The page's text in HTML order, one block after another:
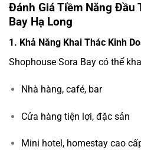
Đánh Giá Tiềm Năng Đầu
Bay Hạ Long
1. Khả Năng Khai Thác Kinh
Shophouse Sora Bay có thể
Nhà hàng, café, bar
Cửa hàng tiện lợi, đặc sản
Mini hotel, homestay cao